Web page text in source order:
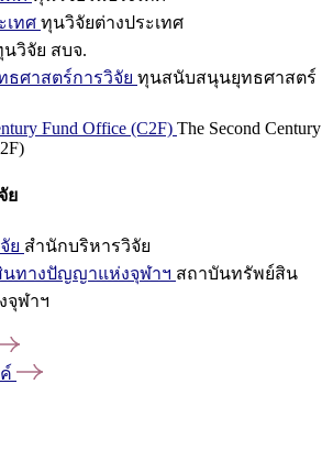
เทศ ทุนวิจัยต่างประเทศ
วิจัย สบจ.
ศาสตร์การวิจัย ทุนสนับสนุนยุทธศาสตร์
Fund Office (C2F) The Second Century
ย
ย สำนักบริหารวิจัย
ทางปัญญาแห่งจุฬาฯ สถาบันทรัพย์สิน
จุฬาฯ